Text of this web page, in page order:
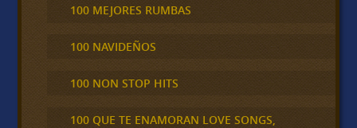
100 MEJORES RUMBAS
100 NAVIDEÑOS
100 NON STOP HITS
100 QUE TE ENAMORAN LOVE SONGS,